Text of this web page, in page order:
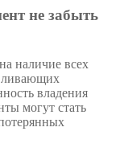
не забыть
наличие всех
владения
могут стать